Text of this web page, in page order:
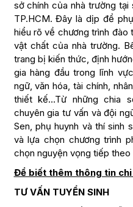
sở chính của nhà trường tại
TP.HCM. Đây là dịp để
hiểu rõ về chương trình
vật chất của nhà trường.
trang bị kiến thức, định
gia hàng đầu trong lĩnh
ngữ, văn hóa, tài chính,
thiết kế…Từ những chia
chuyên gia tư vấn và đội
Sen, phụ huynh và thí sinh
và lựa chọn chương trình
chọn nguyện vọng tiếp
Để biết thêm thông tin
TƯ VẤN TUYỂN SINH